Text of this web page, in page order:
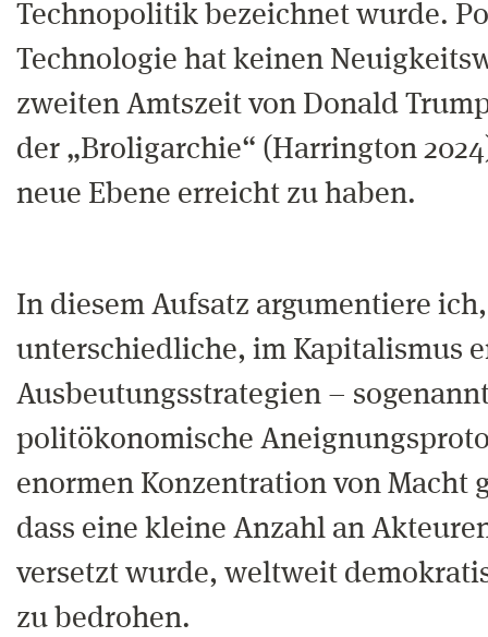
Technopolitik bezeichnet wurde.
Technologie hat keinen
zweiten Amtszeit von Donald
der „Broligarchie“ (Harrington
neue Ebene erreicht zu haben.
In diesem Aufsatz argumentiere
unterschiedliche, im Kapitalismus
Ausbeutungsstrategien –
politökonomische
enormen Konzentration von Macht
dass eine kleine Anzahl an
versetzt wurde, weltweit
zu bedrohen.